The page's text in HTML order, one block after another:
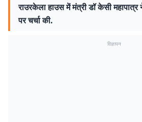
राउरकेला हाउस में मंत्री डॉ केसी
पर चर्चा की.
विज्ञापन